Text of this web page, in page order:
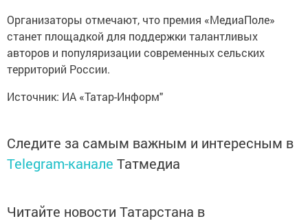
Организаторы отмечают, что премия «МедиаПоле»
станет площадкой для поддержки талантливых
авторов и популяризации современных сельских
территорий России.
Источник: ИА «Татар-Информ"
Следите за самым важным и интересным в
Telegram-канале Татмедиа
Читайте новости Татарстана в